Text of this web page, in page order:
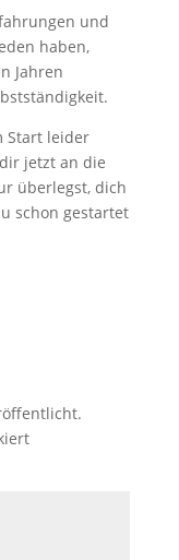
und
haben,
Jahren
Start leider
jetzt an die
überlegst, dich
schon gestartet